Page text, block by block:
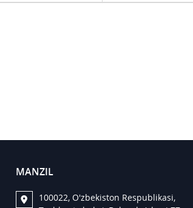
MANZIL
100022, O'zbekiston Respublikasi,